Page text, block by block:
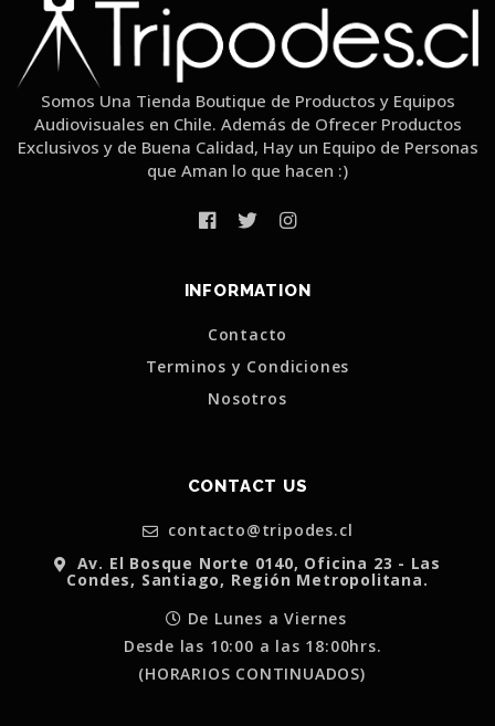
Somos Una Tienda Boutique de Productos y Equipos
Audiovisuales en Chile. Además de Ofrecer Productos
Exclusivos y de Buena Calidad, Hay un Equipo de Personas
que Aman lo que hacen :)
INFORMATION
Contacto
Terminos y Condiciones
Nosotros
CONTACT US
contacto@tripodes.cl
Av. El Bosque Norte 0140, Oficina 23 - Las
Condes, Santiago, Región Metropolitana.
De Lunes a Viernes
Desde las 10:00 a las 18:00hrs.
(HORARIOS CONTINUADOS)